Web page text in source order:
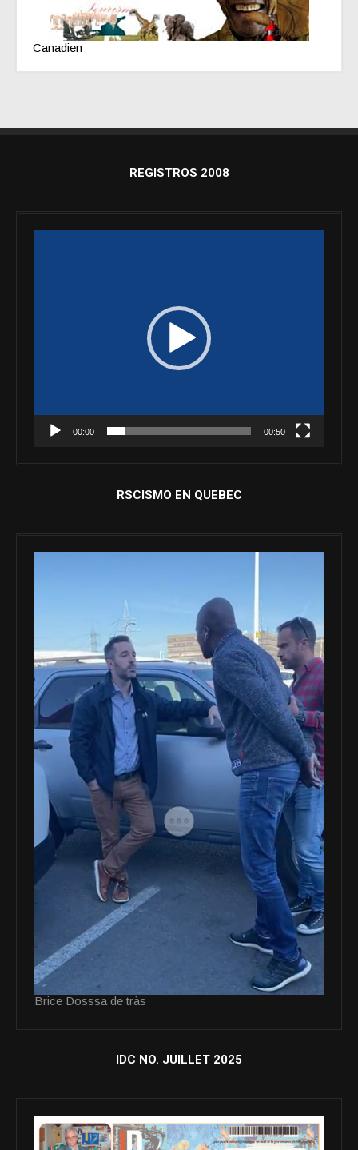
Canadien
REGISTROS 2008
00:00 00:50
RSCISMO EN QUEBEC
Brice Dosssa de tràs
IDC NO. JUILLET 2025